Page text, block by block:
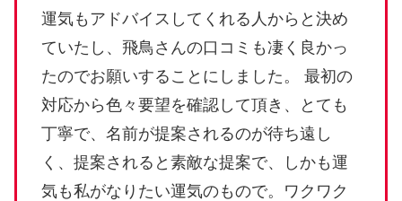
運気もアドバイスしてくれる人からと決め
ていたし、飛鳥さんの口コミも凄く良かっ
たのでお願いすることにしました。 最初の
対応から色々要望を確認して頂き、とても
丁寧で、名前が提案されるのが待ち遠し
く、提案されると素敵な提案で、しかも運
気も私がなりたい運気のもので。ワクワク